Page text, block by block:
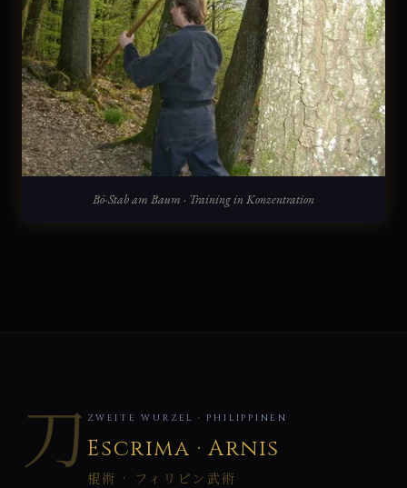
Bō-Stab am Baum · Training in Konzentration
刀 ZWEITE WURZEL · PHILIPPINEN
Escrima · Arnis
棍術 · フィリピン武術